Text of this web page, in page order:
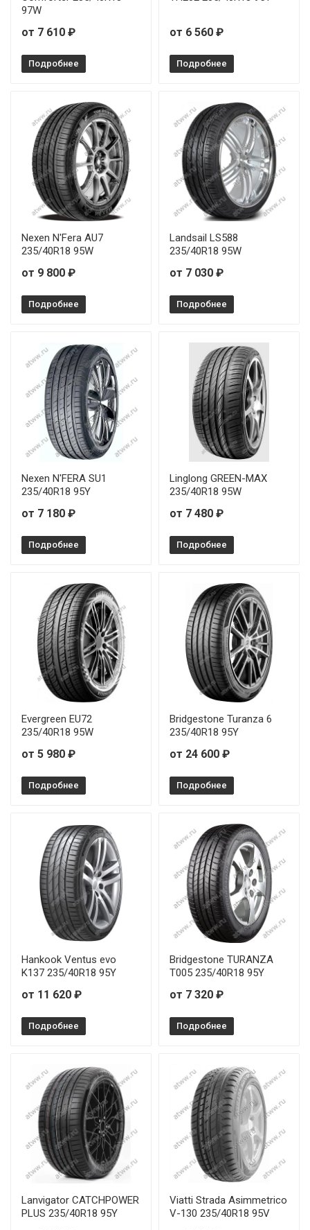
97W
от 7 610 ₽
Подробнее
от 6 560 ₽
Подробнее
Nexen N'Fera AU7
235/40R18 95W
от 9 800 ₽
Подробнее
Landsail LS588
235/40R18 95W
от 7 030 ₽
Подробнее
Nexen N'FERA SU1
235/40R18 95Y
от 7 180 ₽
Подробнее
Linglong GREEN-MAX
235/40R18 95W
от 7 480 ₽
Подробнее
Evergreen EU72
235/40R18 95W
от 5 980 ₽
Подробнее
Bridgestone Turanza 6
235/40R18 95Y
от 24 600 ₽
Подробнее
Hankook Ventus evo
K137 235/40R18 95Y
от 11 620 ₽
Подробнее
Bridgestone TURANZA
T005 235/40R18 95Y
от 7 320 ₽
Подробнее
Lanvigator CATCHPOWER
PLUS 235/40R18 95Y
Viatti Strada Asimmetrico
V-130 235/40R18 95V